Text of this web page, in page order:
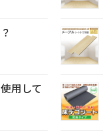
用して